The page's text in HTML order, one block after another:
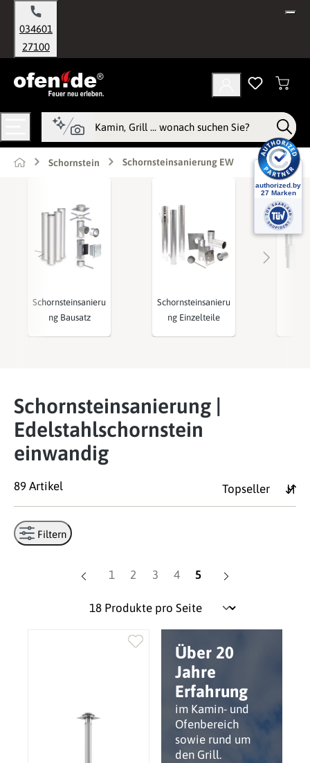
springen
034601
27100
Schornstein Schornsteinsanierung EW
Schornsteinsanieru
ng Bausatz
Schornsteinsanieru
ng Einzelteile
Schornsteinsanierung |
Edelstahlschornstein
einwandig
89 Artikel
Filtern
Seite
1 Seite
2 Seite
3 Seite
4 Seite
5
Über 20
Jahre
Erfahrung
im Kamin- und
Ofenbereich
sowie rund um
den Grill.